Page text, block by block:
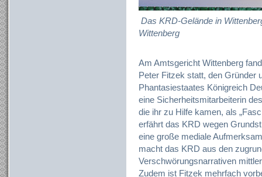
Das KRD-Gelände in
Wittenberg
Am Amtsgericht Wittenberg
Peter Fitzek statt, den Gründer
Phantasiestaates Königreich
eine Sicherheitsmitarbeiterin
die ihr zu Hilfe kamen, als
erfährt das KRD wegen
eine große mediale
macht das KRD aus den
Verschwörungsnarrativen
Zudem ist Fitzek mehrfach